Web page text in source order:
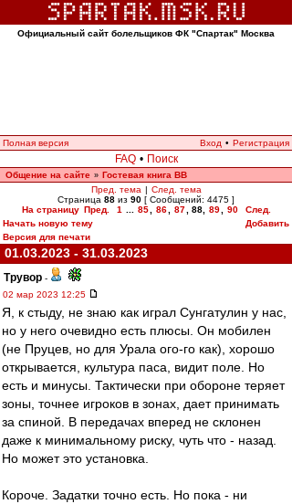
Официальный сайт болельщиков ФК "Спартак" Москва
Полная версия Вход • Регистрация
FAQ • Поиск
Общение на сайте » Гостевая книга ВВ
Пред. тема | След. тема
Страница 88 из 90 [ Сообщений: 4475 ]
На страницу Пред. 1 85 86 87 88, 89 90
След.
Начать новую тему
Добавить
Версия для печати
01.03.2023 - 31.03.2023
Трувор -
02 мар 2023 12:25
Я, к стыду, не знаю как играл Сунгатулин у нас,
но у него очевидно есть плюсы. Он мобилен
(не Пруцев, но для Урала ого-го как), хорошо
открывается, культура паса, видит поле. Но
есть и минусы. Тактически при обороне теряет
зоны, точнее игроков в зонах, дает принимать
за спиной. В передачах вперед не склонен
даже к минимальному риску, чуть что - назад.
Но может это установка.
Короче. Задатки точно есть. Но пока - ни